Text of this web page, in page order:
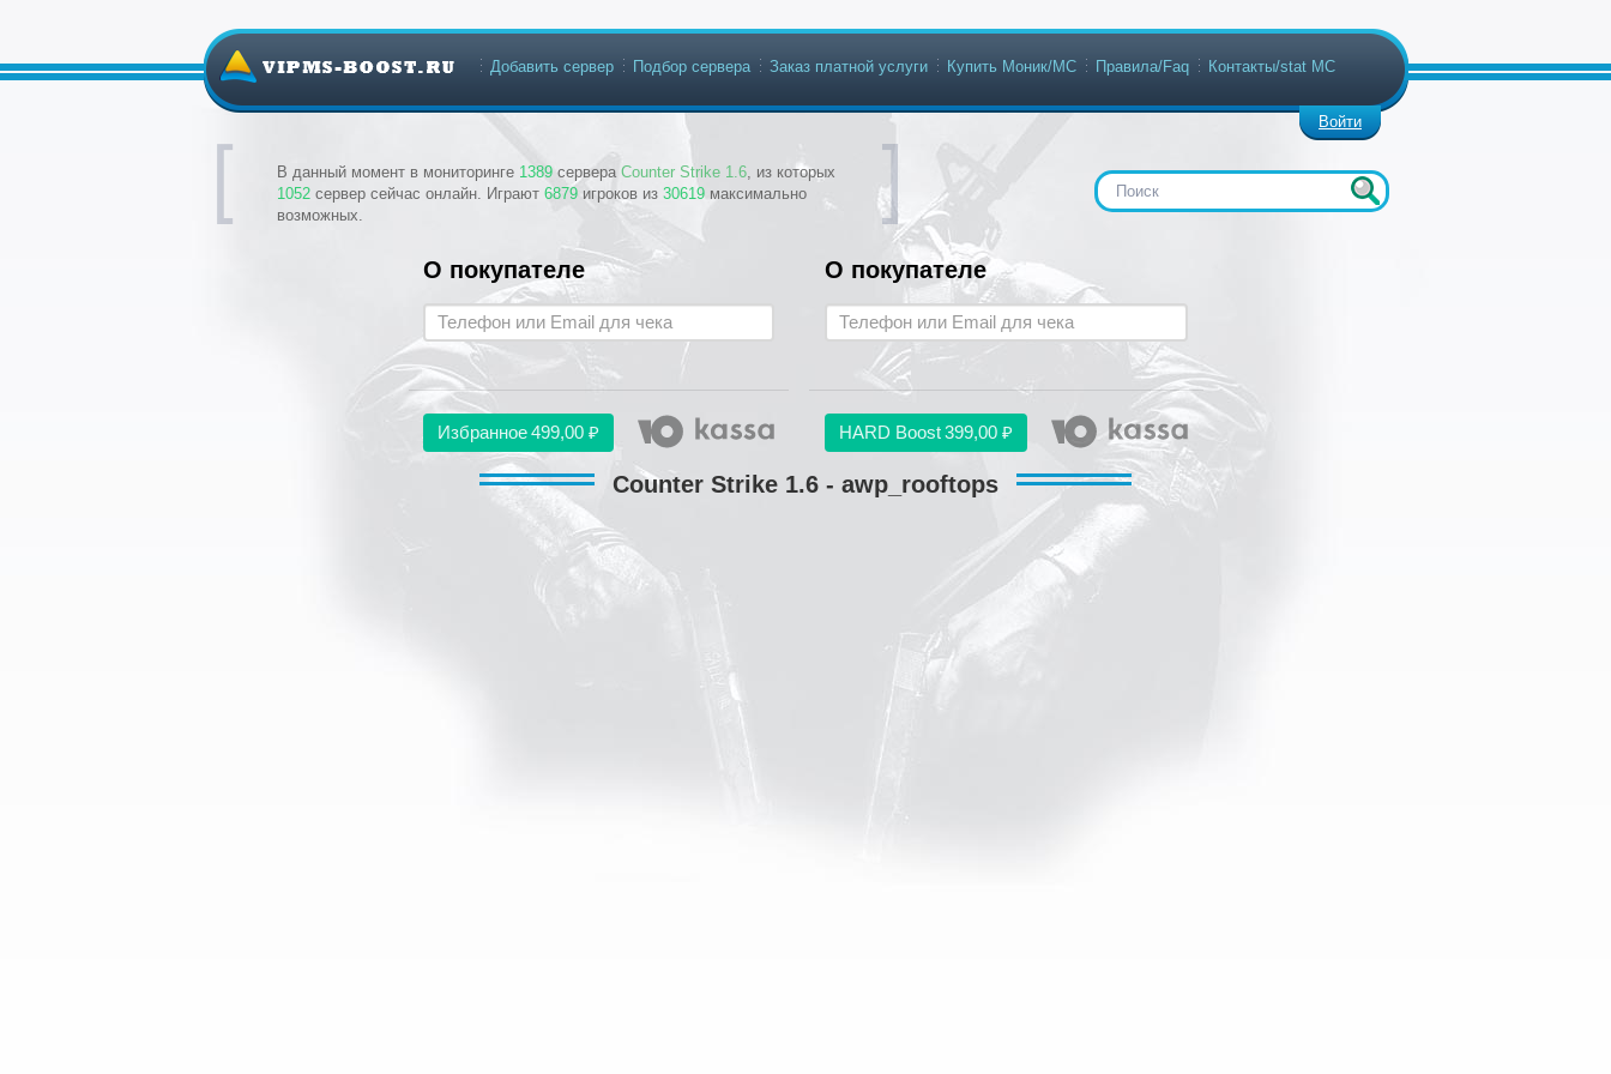
В данный момент в мониторинге 1389 сервера Counter Strike 1.6, из которых
1052 сервер сейчас онлайн. Играют 6879 игроков из 30619 максимально
возможных.
Войти
Добавить сервер Подбор сервера Заказ платной услуги Купить Моник/МС Правила/Faq Контакты/stat МС
О покупателе
Избранное499,00 ₽
О покупателе
HARD Boost399,00 ₽
Counter Strike 1.6 - awp_rooftops